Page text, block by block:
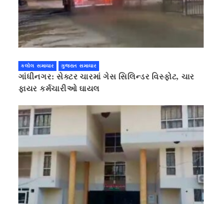
કલોલ સમાચાર ગુજરાત સમાચાર
ગાંધીનગર: સેક્ટર ચારમાં ગેસ સિલિન્ડર વિસ્ફોટ, ચાર
ફાયર કર્મચારીઓ ઘાયલ